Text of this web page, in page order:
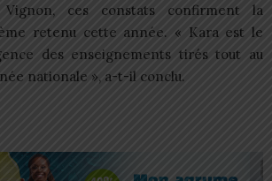
ces constats confirment la
retenu cette année. « Kara est le
des enseignements tirés tout au
nationale », a-t-il conclu.